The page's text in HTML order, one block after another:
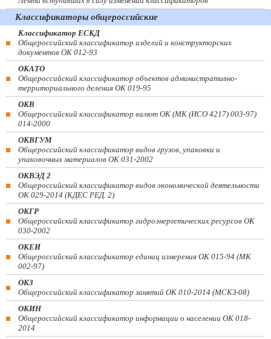
Классификаторы общероссийские
Классификатор ЕСКД
Общероссийский классификатор изделий и конструкторских
документов ОК 012-93
ОКАТО
Общероссийский классификатор объектов административно-
территориального деления ОК 019-95
ОКВ
Общероссийский классификатор валют ОК (МК (ИСО 4217) 003-97)
014-2000
ОКВГУМ
Общероссийский классификатор видов грузов, упаковки и
упаковочных материалов ОК 031-2002
ОКВЭД 2
Общероссийский классификатор видов экономической деятельности
ОК 029-2014 (КДЕС РЕД. 2)
ОКГР
Общероссийский классификатор гидроэнергетических ресурсов ОК
030-2002
ОКЕИ
Общероссийский классификатор единиц измерения ОК 015-94 (МК
002-97)
ОКЗ
Общероссийский классификатор занятий ОК 010-2014 (МСКЗ-08)
ОКИН
Общероссийский классификатор информации о населении ОК 018-
2014